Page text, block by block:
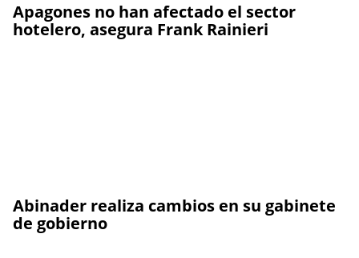
Apagones no han afectado el sector
hotelero, asegura Frank Rainieri
Abinader realiza cambios en su gabinete
de gobierno